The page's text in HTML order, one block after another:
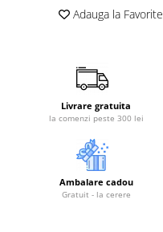
Adauga la Favorite
Livrare gratuita
la comenzi peste 300 lei
Ambalare cadou
Gratuit - la cerere